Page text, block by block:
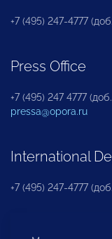
+7 (495) 247-4777
Press Office
+7 (495) 247 4777 (доб.
pressa@opora.ru
International
+7 (495) 247-4777
Business and